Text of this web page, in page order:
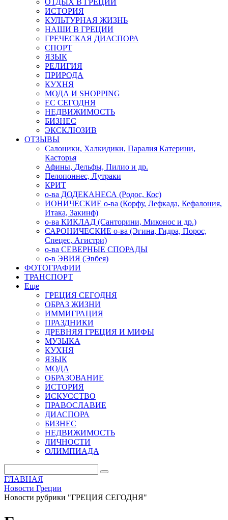
ОТДЫХ В ГРЕЦИИ
ИСТОРИЯ
КУЛЬТУРНАЯ ЖИЗНЬ
НАШИ В ГРЕЦИИ
ГРЕЧЕСКАЯ ДИАСПОРА
СПОРТ
ЯЗЫК
РЕЛИГИЯ
ПРИРОДА
КУХНЯ
МОДА И SHOPPING
ЕС СЕГОДНЯ
НЕДВИЖИМОСТЬ
БИЗНЕС
ЭКСКЛЮЗИВ
ОТЗЫВЫ
Салоники, Халкидики, Паралия Катерини,
Касторья
Афины, Дельфы, Пилио и др.
Пелопоннес, Лутраки
КРИТ
о-ва ДОДЕКАНЕСА (Родос, Кос)
ИОНИЧЕСКИЕ о-ва (Корфу, Лефкада, Кефалония,
Итака, Закинф)
о-ва КИКЛАД (Санторини, Миконос и др.)
САРОНИЧЕСКИЕ о-ва (Эгина, Гидра, Порос,
Спецес, Агистри)
о-ва СЕВЕРНЫЕ СПОРАДЫ
о-в ЭВИЯ (Эвбея)
ФОТОГРАФИИ
ТРАНСПОРТ
Еще
ГРЕЦИЯ СЕГОДНЯ
ОБРАЗ ЖИЗНИ
ИММИГРАЦИЯ
ПРАЗДНИКИ
ДРЕВНЯЯ ГРЕЦИЯ И МИФЫ
МУЗЫКА
КУХНЯ
ЯЗЫК
МОДА
ОБРАЗОВАНИЕ
ИСТОРИЯ
ИСКУССТВО
ПРАВОСЛАВИЕ
ДИАСПОРА
БИЗНЕС
НЕДВИЖИМОСТЬ
ЛИЧНОСТИ
ОЛИМПИАДА
ГЛАВНАЯ
Новости Греции
Новости рубрики "ГРЕЦИЯ СЕГОДНЯ"